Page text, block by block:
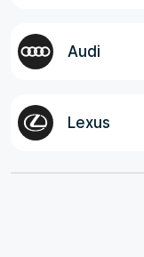
Audi
Lexus